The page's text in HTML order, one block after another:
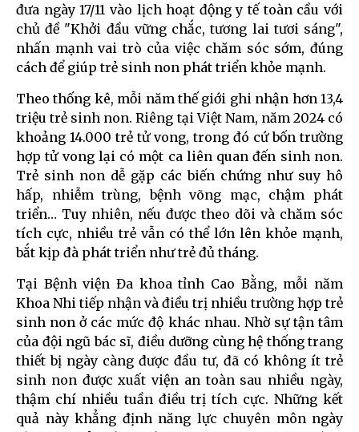
đưa ngày 17/11 vào lịch hoạt động y tế toàn cầu với
chủ đề "Khởi đầu vững chắc, tương lai tươi sáng",
nhấn mạnh vai trò của việc chăm sóc sớm, đúng
cách để giúp trẻ sinh non phát triển khỏe mạnh.
Theo thống kê, mỗi năm thế giới ghi nhận hơn 13,4
triệu trẻ sinh non. Riêng tại Việt Nam, năm 2024 có
khoảng 14.000 trẻ tử vong, trong đó cứ bốn trường
hợp tử vong lại có một ca liên quan đến sinh non.
Trẻ sinh non dễ gặp các biến chứng như suy hô
hấp, nhiễm trùng, bệnh võng mạc, chậm phát
triển… Tuy nhiên, nếu được theo dõi và chăm sóc
tích cực, nhiều trẻ vẫn có thể lớn lên khỏe mạnh,
bắt kịp đà phát triển như trẻ đủ tháng.
Tại Bệnh viện Đa khoa tỉnh Cao Bằng, mỗi năm
Khoa Nhi tiếp nhận và điều trị nhiều trường hợp trẻ
sinh non ở các mức độ khác nhau. Nhờ sự tận tâm
của đội ngũ bác sĩ, điều dưỡng cùng hệ thống trang
thiết bị ngày càng được đầu tư, đã có không ít trẻ
sinh non được xuất viện an toàn sau nhiều ngày,
thậm chí nhiều tuần điều trị tích cực. Những kết
quả này khẳng định năng lực chuyên môn ngày